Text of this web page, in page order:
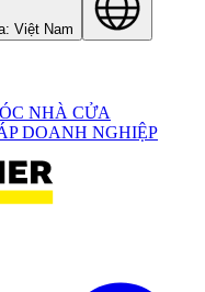
Việt Nam
NHÀ CỬA
DOANH NGHIỆP